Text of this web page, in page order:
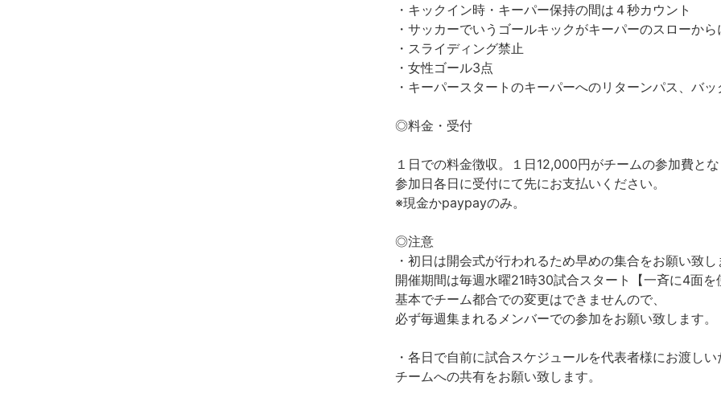
・キックイン時・キーパー保持の間は４秒カウント
・サッカーでいうゴールキックがキーパーのスローから
・スライディング禁止
・女性ゴール3点
・キーパースタートのキーパーへのリターンパス、バ
◎料金・受付
１日での料金徴収。１日12,000円がチームの参加費とな
参加日各日に受付にて先にお支払いください。
※現金かpaypayのみ。
◎注意
・初日は開会式が行われるため早めの集合をお願い致し
開催期間は毎週水曜21時30試合スタート【一斉に4面を
基本でチーム都合での変更はできませんので、
必ず毎週集まれるメンバーでの参加をお願い致します。
・各日で自前に試合スケジュールを代表者様にお渡し
チームへの共有をお願い致します。